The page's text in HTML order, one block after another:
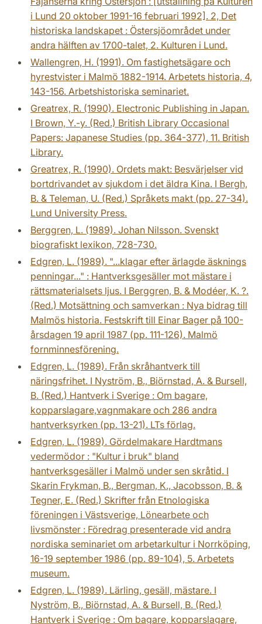
i Lund 20 oktober 1991-16 februari 1992]. 2, Det
historiska landskapet : Östersjöområdet under
andra hälften av 1700-talet, 2. Kulturen i Lund.
Wallengren, H. (1991). Om fastighetsägare och
hyrestvister i Malmö 1882-1914. Arbetets historia, 4,
143-156. Arbetshistoriska seminariet.
Greatrex, R. (1990). Electronic Publishing in Japan.
I Brown, Y.-y. (Red.) British Library Occasional
Papers: Japanese Studies (pp. 364-377), 11. British
Library.
Greatrex, R. (1990). Ordets makt: Besvärjelser vid
bortdrivandet av sjukdom i det äldra Kina. I Bergh,
B. & Teleman, U. (Red.) Språkets makt (pp. 27-34).
Lund University Press.
Berggren, L. (1989). Johan Nilsson. Svenskt
biografiskt lexikon, 728-730.
Edgren, L. (1989). "...klagar efter ärlagde äsknings
penningar..." : Hantverksgesäller mot mästare i
rättsmaterialsets ljus. I Berggren, B. & Modéer, K. ?.
(Red.) Motsättning och samverkan : Nya bidrag till
Malmös historia. Festskrift till Einar Bager på 100-
årsdagen 19 april 1987 (pp. 111-126). Malmö
fornminnesförening.
Edgren, L. (1989). Från skråhantverk till
näringsfrihet. I Nyström, B., Biörnstad, A. & Bursell,
B. (Red.) Hantverk i Sverige : Om bagare,
kopparslagare,vagnmakare och 286 andra
hantverksyrken (pp. 13-21). LTs förlag.
Edgren, L. (1989). Gördelmakare Hardtmans
vedermödor : "Kultur i bruk" bland
hantverksgesäller i Malmö under sen skråtid. I
Skarin Frykman, B., Bergman, K., Jacobsson, B. &
Tegner, E. (Red.) Skrifter från Etnologiska
föreningen i Västsverige, Lönearbete och
livsmönster : Föredrag presenterade vid andra
nordiska seminariet om arbetarkultur i Norrköping,
16-19 september 1986 (pp. 89-104), 5. Arbetets
museum.
Edgren, L. (1989). Lärling, gesäll, mästare. I
Nyström, B., Biörnstad, A. & Bursell, B. (Red.)
Hantverk i Sverige : Om bagare, kopparslagare,